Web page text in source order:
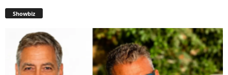
Showbiz